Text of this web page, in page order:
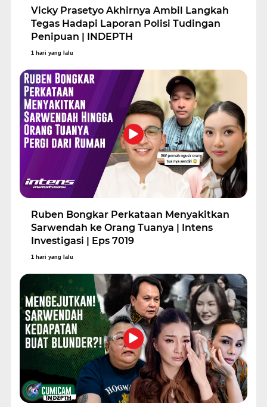
Vicky Prasetyo Akhirnya Ambil Langkah
Tegas Hadapi Laporan Polisi Tudingan
Penipuan | INDEPTH
1 hari yang lalu
Ruben Bongkar Perkataan Menyakitkan
Sarwendah ke Orang Tuanya | Intens
Investigasi | Eps 7019
1 hari yang lalu